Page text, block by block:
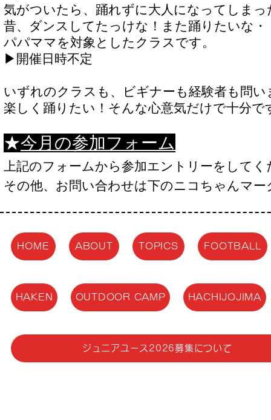
気がついたら、踊れずに大人になってしま
昔、ダンスしてたっけな！また踊りたいな
パパママを対象としたクラスです。
▶︎開催日時不定
いずれのクラスも、ビギナーも経験者も問い
楽しく踊りたい！そんな心意気だけで十分で
★今月の参加フォーム
上記のフォームから参加エントリーをしてく
その他、お問い合わせは下のニコちゃんマ
HOME ABOUT TOPICS FOOTBALL
HAKEN OUTDOOR CAMP HACHIJOJIMA
ジュニアユース2026募集について